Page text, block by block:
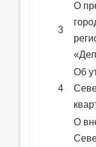
3
О
4
Об
О